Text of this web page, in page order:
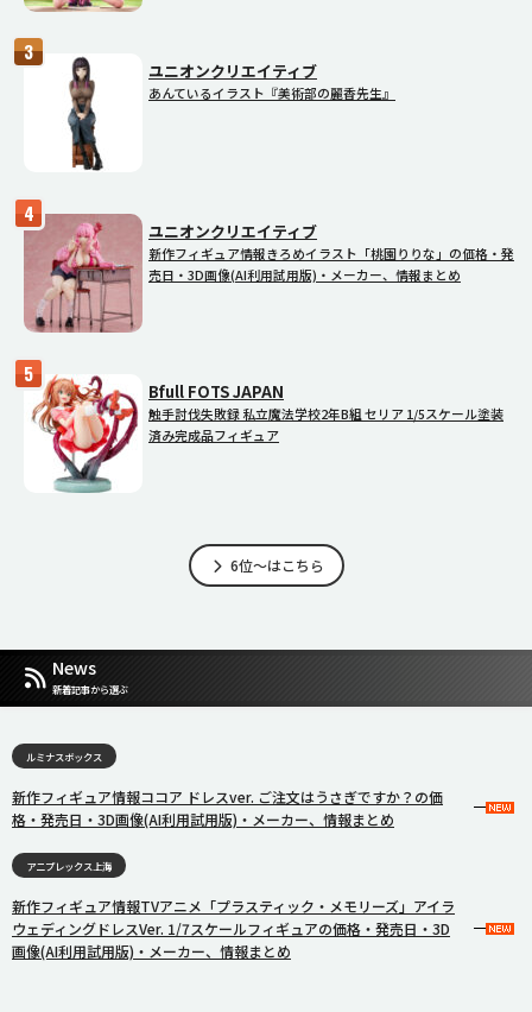
ユニオンクリエイティブ
あんているイラスト『美術部の麗香先生』
ユニオンクリエイティブ
新作フィギュア情報きろめイラスト「桃園りりな」の価格・発
売日・3D画像(AI利用試用版)・メーカー、情報まとめ
Bfull FOTS JAPAN
触手討伐失敗録 私立魔法学校2年B組 セリア 1/5スケール塗装
済み完成品フィギュア
6位～はこちら
News
新着記事から選ぶ
ルミナスボックス
新作フィギュア情報ココア ドレスver. ご注文はうさぎですか？の価
格・発売日・3D画像(AI利用試用版)・メーカー、情報まとめ
アニプレックス上海
新作フィギュア情報TVアニメ「プラスティック・メモリーズ」アイラ
ウェディングドレスVer. 1/7スケールフィギュアの価格・発売日・3D
画像(AI利用試用版)・メーカー、情報まとめ